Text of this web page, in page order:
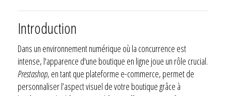
Introduction
Dans un environnement numérique où la concurrence est
intense, l'apparence d'une boutique en ligne joue un rôle crucial.
Prestashop, en tant que plateforme e-commerce, permet de
personnaliser l’aspect visuel de votre boutique grâce à